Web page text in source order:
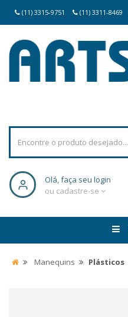
(11) 3315-9751 (11) 3311-8469
Olá, faça seu login
ou cadastre-se
Manequins Plásticos